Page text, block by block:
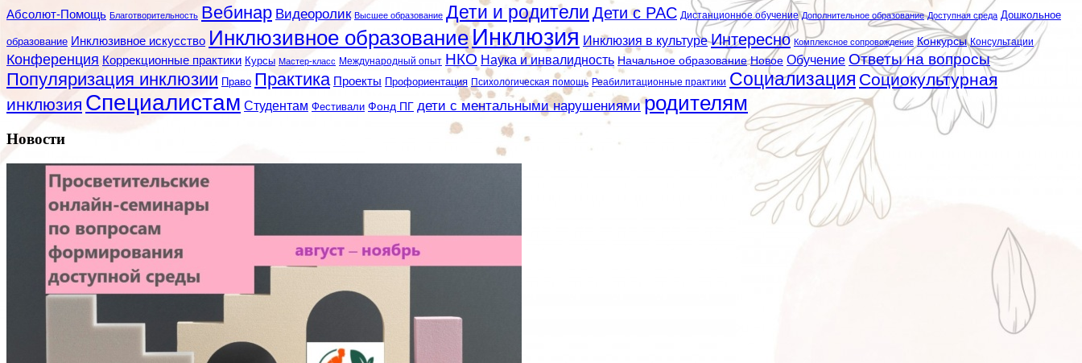
Абсолют-Помощь Благотворительность Вебинар Видеоролик Высшее образование Дети и родители Дети с РАС Дистанционное обучение Дополнительное образование Доступная среда Дошкольное
образование Инклюзивное искусство Инклюзивное образованиеИнклюзия Инклюзия в культуре Интересно Комплексное сопровождение Конкурсы Консультации
Конференция Коррекционные практики Курсы Мастер-класс Международный опыт НКО Наука и инвалидность Начальное образование Новое Обучение Ответы на вопросы
Популяризация инклюзии Право Практика Проекты Профориентация Психологическая помощь Реабилитационные практики Социализация Социокультурная
инклюзия Специалистам Студентам Фестивали Фонд ПГ дети с ментальными нарушениями родителям
Новости